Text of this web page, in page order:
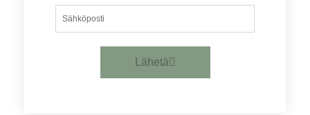
Lähetä